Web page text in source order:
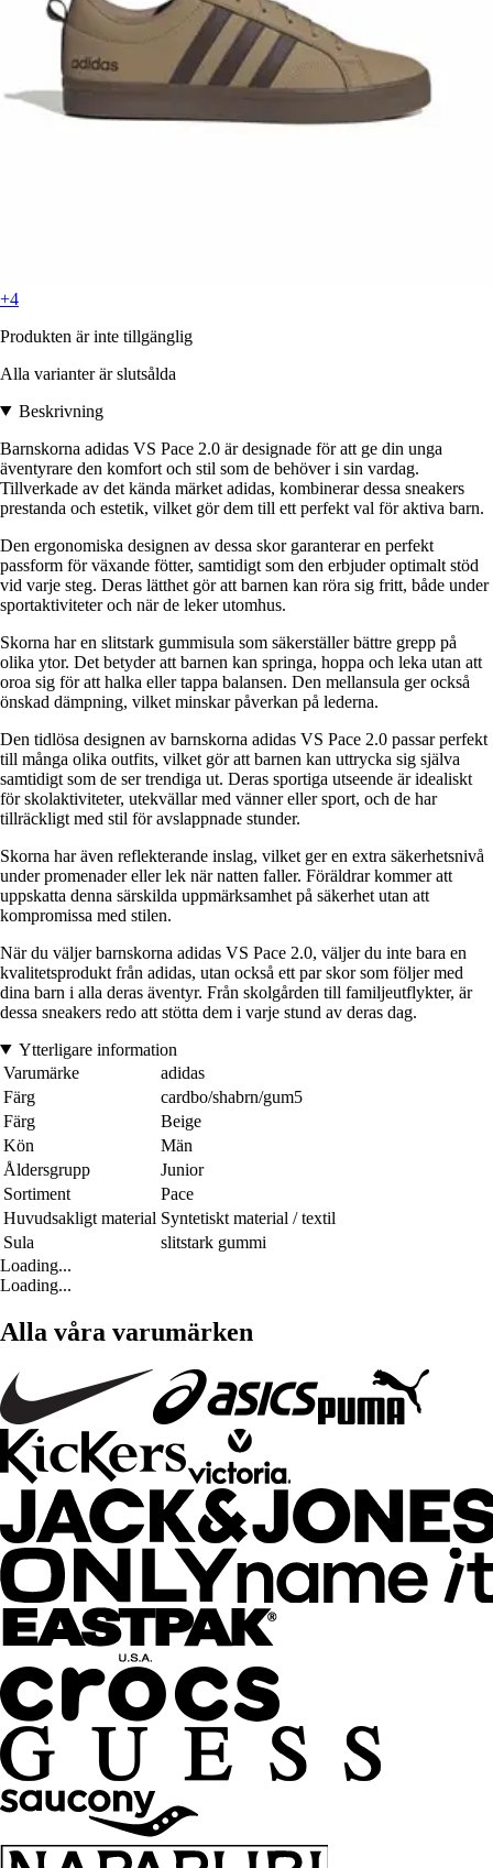
+4
Produkten är inte tillgänglig
Alla varianter är slutsålda
Beskrivning
Barnskorna adidas VS Pace 2.0 är designade för att ge din unga
äventyrare den komfort och stil som de behöver i sin vardag.
Tillverkade av det kända märket adidas, kombinerar dessa sneakers
prestanda och estetik, vilket gör dem till ett perfekt val för aktiva barn.
Den ergonomiska designen av dessa skor garanterar en perfekt
passform för växande fötter, samtidigt som den erbjuder optimalt stöd
vid varje steg. Deras lätthet gör att barnen kan röra sig fritt, både under
sportaktiviteter och när de leker utomhus.
Skorna har en slitstark gummisula som säkerställer bättre grepp på
olika ytor. Det betyder att barnen kan springa, hoppa och leka utan att
oroa sig för att halka eller tappa balansen. Den mellansula ger också
önskad dämpning, vilket minskar påverkan på lederna.
Den tidlösa designen av barnskorna adidas VS Pace 2.0 passar perfekt
till många olika outfits, vilket gör att barnen kan uttrycka sig själva
samtidigt som de ser trendiga ut. Deras sportiga utseende är idealiskt
för skolaktiviteter, utekvällar med vänner eller sport, och de har
tillräckligt med stil för avslappnade stunder.
Skorna har även reflekterande inslag, vilket ger en extra säkerhetsnivå
under promenader eller lek när natten faller. Föräldrar kommer att
uppskatta denna särskilda uppmärksamhet på säkerhet utan att
kompromissa med stilen.
När du väljer barnskorna adidas VS Pace 2.0, väljer du inte bara en
kvalitetsprodukt från adidas, utan också ett par skor som följer med
dina barn i alla deras äventyr. Från skolgården till familjeutflykter, är
dessa sneakers redo att stötta dem i varje stund av deras dag.
Ytterligare information
Varumärke
adidas
Färg
cardbo/shabrn/gum5
Färg
Beige
Kön
Män
Åldersgrupp
Junior
Sortiment
Pace
Huvudsakligt material Syntetiskt material / textil
Sula
slitstark gummi
Loading...
Loading...
Alla våra varumärken